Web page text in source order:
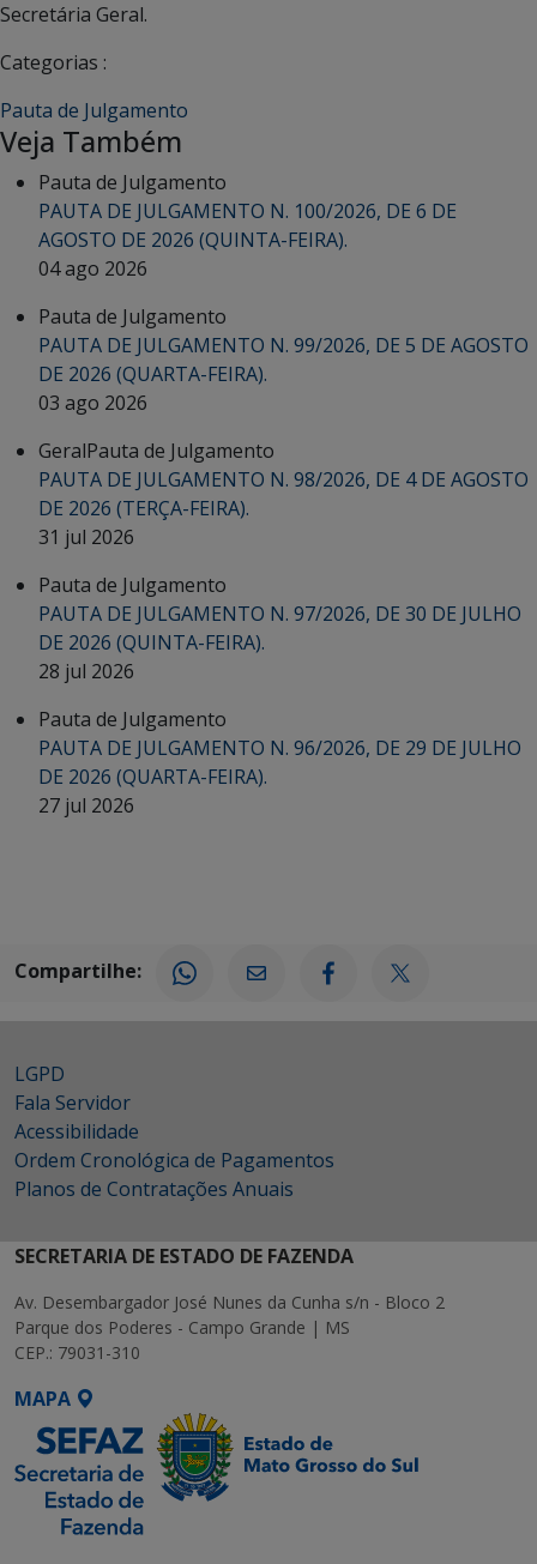
Secretária Geral.
Categorias :
Pauta de Julgamento
Veja Também
Pauta de Julgamento
PAUTA DE JULGAMENTO N. 100/2026, DE 6 DE
AGOSTO DE 2026 (QUINTA-FEIRA).
04 ago 2026
Pauta de Julgamento
PAUTA DE JULGAMENTO N. 99/2026, DE 5 DE AGOSTO
DE 2026 (QUARTA-FEIRA).
03 ago 2026
GeralPauta de Julgamento
PAUTA DE JULGAMENTO N. 98/2026, DE 4 DE AGOSTO
DE 2026 (TERÇA-FEIRA).
31 jul 2026
Pauta de Julgamento
PAUTA DE JULGAMENTO N. 97/2026, DE 30 DE JULHO
DE 2026 (QUINTA-FEIRA).
28 jul 2026
Pauta de Julgamento
PAUTA DE JULGAMENTO N. 96/2026, DE 29 DE JULHO
DE 2026 (QUARTA-FEIRA).
27 jul 2026
Compartilhe:
LGPD
Fala Servidor
Acessibilidade
Ordem Cronológica de Pagamentos
Planos de Contratações Anuais
SECRETARIA DE ESTADO DE FAZENDA
Av. Desembargador José Nunes da Cunha s/n - Bloco 2
Parque dos Poderes - Campo Grande | MS
CEP.: 79031-310
MAPA